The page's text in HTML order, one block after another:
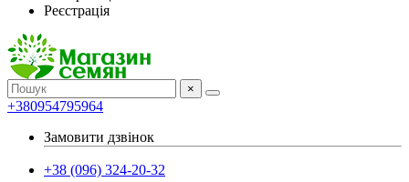
Реєстрація
×
+380954795964
Замовити дзвінок
+38 (096) 324-20-32